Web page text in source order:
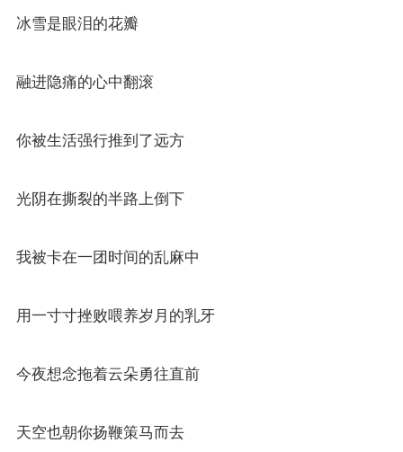
冰雪是眼泪的花瓣
融进隐痛的心中翻滚
你被生活强行推到了远方
光阴在撕裂的半路上倒下
我被卡在一团时间的乱麻中
用一寸寸挫败喂养岁月的乳牙
今夜想念拖着云朵勇往直前
天空也朝你扬鞭策马而去